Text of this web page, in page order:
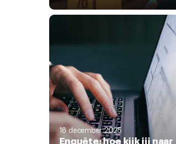
18 december 2025
Enquête: hoe kijk jij naar